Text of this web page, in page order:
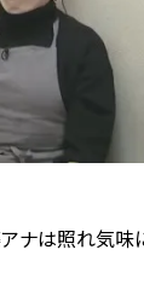
アナは照れ気味